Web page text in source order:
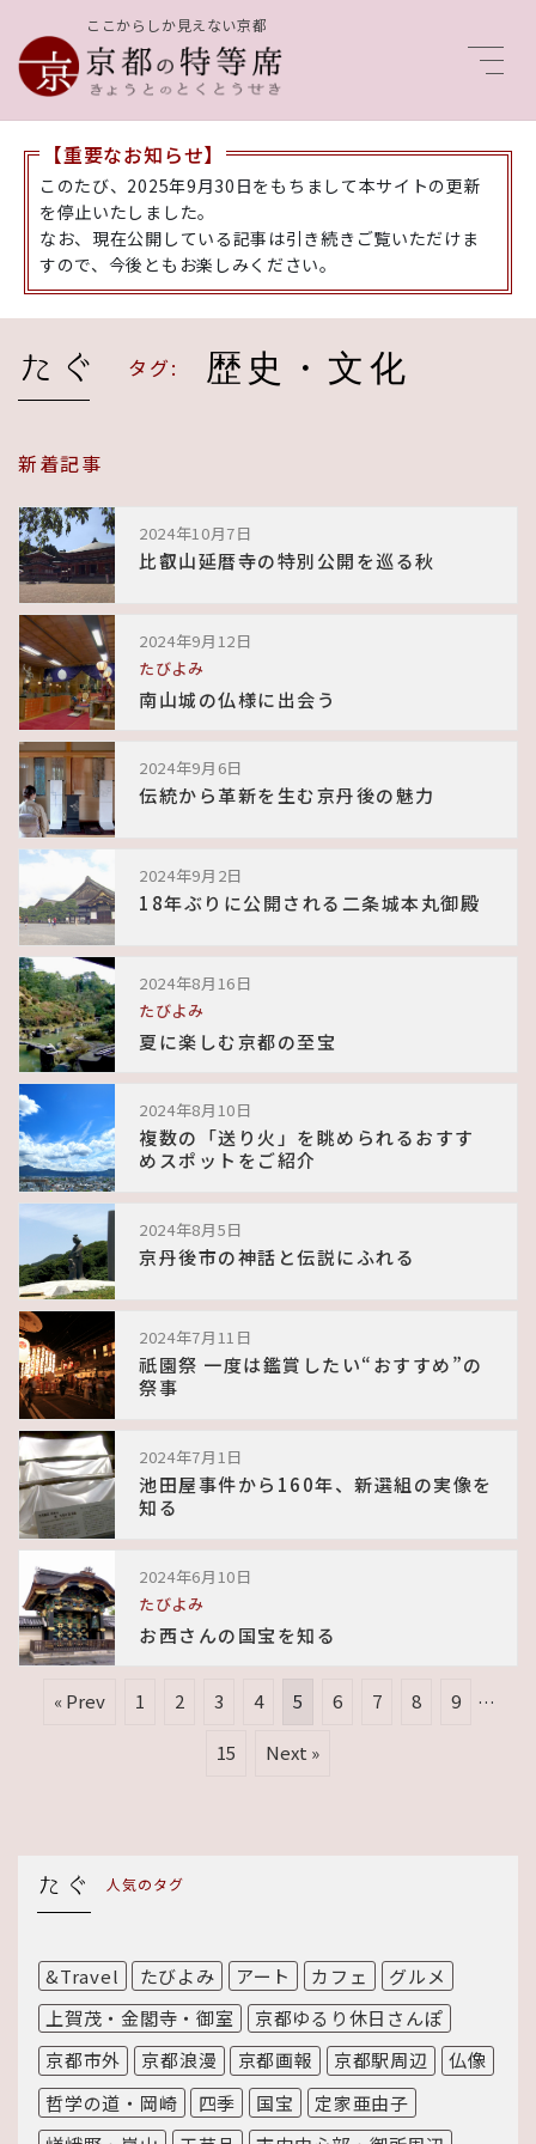
ここからしか見えない京都
【重要なお知らせ】
このたび、2025年9月30日をもちまして本サイトの更新
を停止いたしました。
なお、現在公開している記事は引き続きご覧いただけま
すので、今後ともお楽しみください。
タグ: 歴史・文化
新着記事
2024年10月7日
比叡山延暦寺の特別公開を巡る秋
2024年9月12日
たびよみ
南山城の仏様に出会う
2024年9月6日
伝統から革新を生む京丹後の魅力
2024年9月2日
18年ぶりに公開される二条城本丸御殿
2024年8月16日
たびよみ
夏に楽しむ京都の至宝
2024年8月10日
複数の「送り火」を眺められるおすす
めスポットをご紹介
2024年8月5日
京丹後市の神話と伝説にふれる
2024年7月11日
祇園祭 一度は鑑賞したい“おすすめ”の
祭事
2024年7月1日
池田屋事件から160年、新選組の実像を
知る
2024年6月10日
たびよみ
お西さんの国宝を知る
« Prev 1 2 3 4 5 6 7 8 9 …
15 Next »
人気のタグ
&Travel たびよみ アート カフェ
グルメ
上賀茂・金閣寺・御室
京都ゆるり休日さんぽ
京都市外
京都浪漫 京都画報 京都駅周辺
仏像
哲学の道・岡崎
四季 国宝
定家亜由子